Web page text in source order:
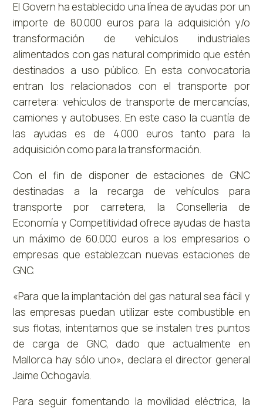
El Govern ha establecido una línea de ayudas por un
importe de 80.000 euros para la adquisición y/o
transformación de vehículos industriales
alimentados con gas natural comprimido que estén
destinados a uso público. En esta convocatoria
entran los relacionados con el transporte por
carretera: vehículos de transporte de mercancías,
camiones y autobuses. En este caso la cuantía de
las ayudas es de 4.000 euros tanto para la
adquisición como para la transformación.
Con el fin de disponer de estaciones de GNC
destinadas a la recarga de vehículos para
transporte por carretera, la Conselleria de
Economía y Competitividad ofrece ayudas de hasta
un máximo de 60.000 euros a los empresarios o
empresas que establezcan nuevas estaciones de
GNC.
«Para que la implantación del gas natural sea fácil y
las empresas puedan utilizar este combustible en
sus flotas, intentamos que se instalen tres puntos
de carga de GNC, dado que actualmente en
Mallorca hay sólo uno», declara el director general
Jaime Ochogavía.
Para seguir fomentando la movilidad eléctrica, la